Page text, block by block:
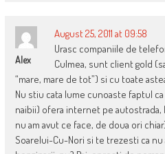
Alex
August 25, 2011 at 09:58
Urasc companiile de
Culmea, sunt client gold
“mare, mare de tot”) si cu toate
Nu stiu cata lume cunoaste faptul
naibii) ofera internet pe autostrada,
nu am avut ce face, de doua ori
Soarelui-Cu-Nori si te trezesti ca nu